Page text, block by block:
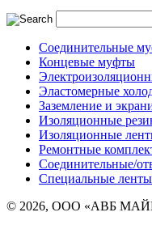
Соединительные
Концевые муфты
Эластомерные
Заземление и
Изоляционные
Изоляционные
Ремонтные
Соединительные/
Специальные ленты
© 2026, ООО «АВБ